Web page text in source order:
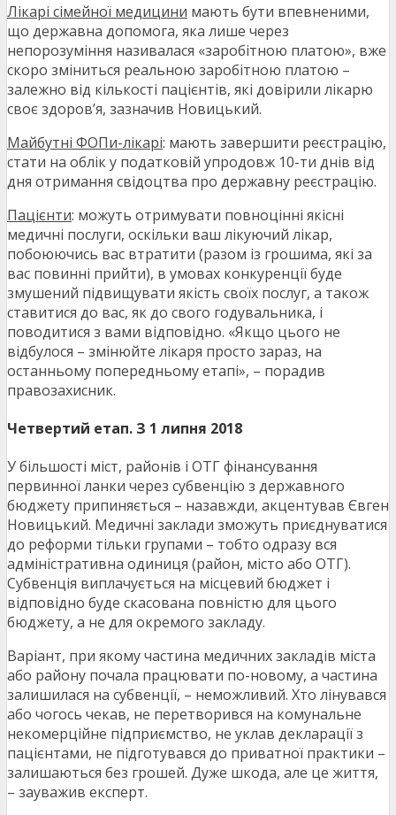
Лікарі сімейної медицини мають бути впевненими,
що державна допомога, яка лише через
непорозуміння називалася «заробітною платою», вже
скоро зміниться реальною заробітною платою –
залежно від кількості пацієнтів, які довірили лікарю
своє здоров’я, зазначив Новицький.
Майбутні ФОПи-лікарі: мають завершити реєстрацію,
стати на облік у податковій упродовж 10-ти днів від
дня отримання свідоцтва про державну реєстрацію.
Пацієнти: можуть отримувати повноцінні якісні
медичні послуги, оскільки ваш лікуючий лікар,
побоюючись вас втратити (разом із грошима, які за
вас повинні прийти), в умовах конкуренції буде
змушений підвищувати якість своїх послуг, а також
ставитися до вас, як до свого годувальника, і
поводитися з вами відповідно. «Якщо цього не
відбулося – змінюйте лікаря просто зараз, на
останньому попередньому етапі», – порадив
правозахисник.
Четвертий етап. З 1 липня 2018
У більшості міст, районів і ОТГ фінансування
первинної ланки через субвенцію з державного
бюджету припиняється – назавжди, акцентував Євген
Новицький. Медичні заклади зможуть приєднуватися
до реформи тільки групами – тобто одразу вся
адміністративна одиниця (район, місто або ОТГ).
Субвенція виплачується на місцевий бюджет і
відповідно буде скасована повністю для цього
бюджету, а не для окремого закладу.
Варіант, при якому частина медичних закладів міста
або району почала працювати по-новому, а частина
залишилася на субвенції, – неможливий. Хто лінувався
або чогось чекав, не перетворився на комунальне
некомерційне підприємство, не уклав декларації з
пацієнтами, не підготувався до приватної практики –
залишаються без грошей. Дуже шкода, але це життя,
– зауважив експерт.